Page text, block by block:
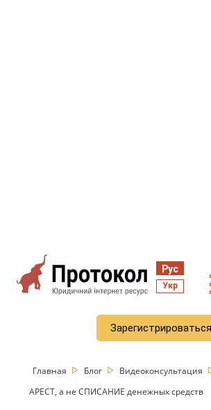
Рус
Укр
Зарегистрироваться
Главная Блог Видеоконсультация
АРЕСТ, а не СПИСАНИЕ денежных средств